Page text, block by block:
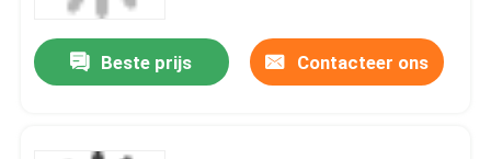
Beste prijs Contacteer ons